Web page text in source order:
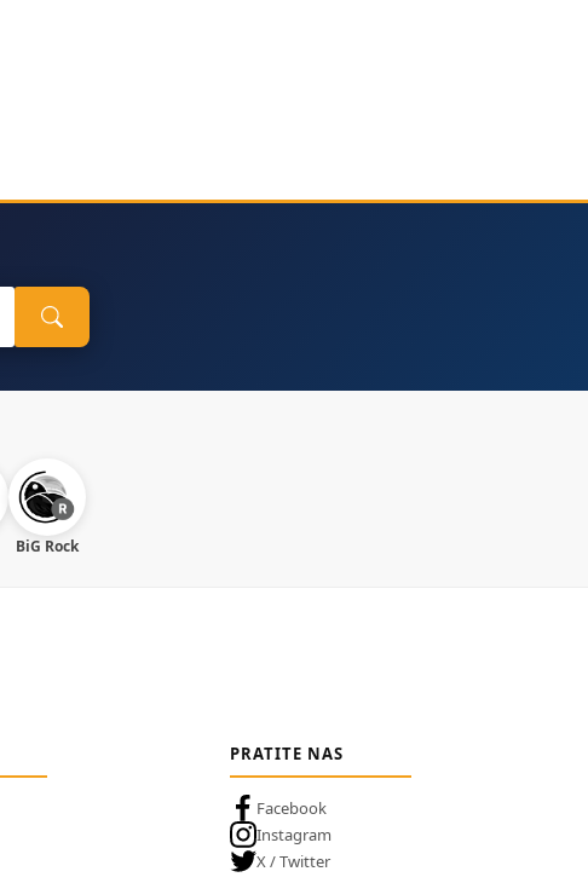
BiG Rock
PRATITE NAS
Facebook
Instagram
X / Twitter